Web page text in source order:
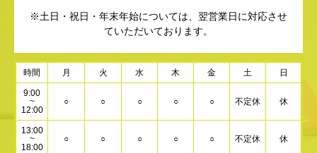
※土日・祝日・年末年始については、翌営業日に対応させ
ていただいております。
時間 月 火 水 木 金 土 日
9:00
~
12:00
○ ○ ○ ○ ○ 不定休 休
13:00
~
18:00
○ ○ ○ ○ ○ 不定休 休